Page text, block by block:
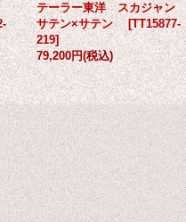
テーラー東洋 スカジャン
サテン×サテン [TT15877-
219]
79,200円(税込)